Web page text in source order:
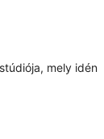
mely idén